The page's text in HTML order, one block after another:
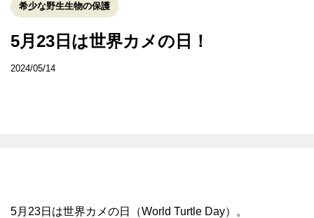
希少な野生生物の保護
5月23日は世界カメの日！
2024/05/14
5月23日は世界カメの日（World Turtle Day）。